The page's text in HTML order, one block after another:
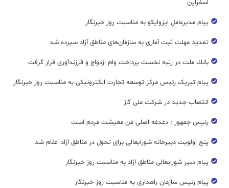
اسفراین
پیام مدیرعامل ایزوایکو به مناسبت روز خبرنگار
تمدید مهلت ثبت آماری به سازمان‌های مناطق آزاد سپرده شد
بانك ملت در رتبه نخست پرداخت وام ازدواج و فرزندآوری قرار گرفت
پیام تبریک رئیس مرکز توسعه تجارت الکترونیکی به مناسبت روز خبرنگار
انتصاب جدید در شرکت ملی گاز
رئیس جمهور : دغدغه اصلی من معیشت مردم است
پنج اولویت دبیرخانه شورایعالی برای تحول در مناطق آزاد اعلام شد
پیام دبیر شورایعالی مناطق آزاد به مناسبت روز خبرنگار
پیام رئیس سازمان راهداری به مناسبت روز خبرنگار